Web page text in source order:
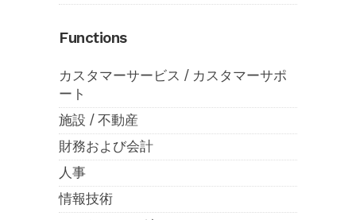
Functions
カスタマーサービス / カスタマーサポ
ート
施設 / 不動産
財務および会計
人事
情報技術